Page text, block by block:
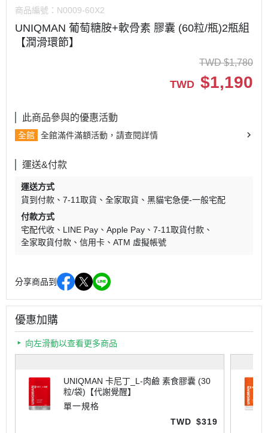
商品編號： N0009-60X2
UNIQMAN 葡萄糖胺+軟骨素 膠囊 (60粒/瓶)2瓶組
【潤滑環節】
TWD $1,780
TWD $1,190
此商品參與的優惠活動
全館 全館滿件滿額活動，請查閱詳情
運送&付款
運送方式
貨到付款
7-11取貨 全家取貨
黑貓宅急便-一般宅配
付款方式
宅配代收
LINE Pay Apple Pay
7-11取貨付款
全家取貨付款
信用卡 ATM 虛擬帳號
分享商品到
優惠加購
向左滑動以查看更多商品
UNIQMAN 卡尼丁_L-肉鹼 素食膠囊 (30
粒/袋)【代謝覺醒】
單一規格
TWD $319